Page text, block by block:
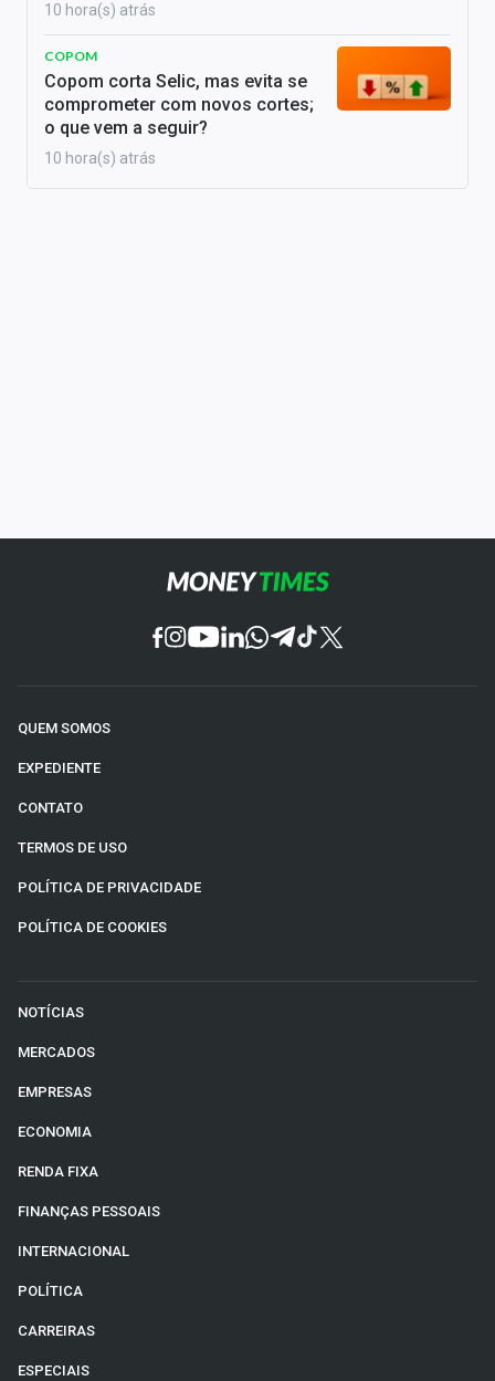
10 hora(s) atrás
COPOM
Copom corta Selic, mas evita se
comprometer com novos cortes;
o que vem a seguir?
10 hora(s) atrás
QUEM SOMOS
EXPEDIENTE
CONTATO
TERMOS DE USO
POLÍTICA DE PRIVACIDADE
POLÍTICA DE COOKIES
NOTÍCIAS
MERCADOS
EMPRESAS
ECONOMIA
RENDA FIXA
FINANÇAS PESSOAIS
INTERNACIONAL
POLÍTICA
CARREIRAS
ESPECIAIS